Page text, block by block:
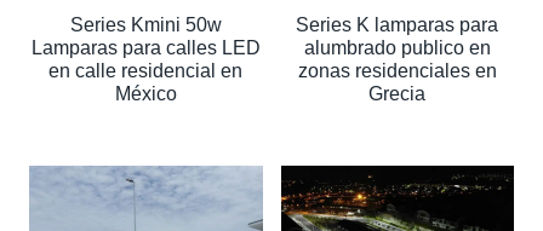
Series Kmini 50w
Lamparas para calles LED
en calle residencial en
México
Series K lamparas para
alumbrado publico en
zonas residenciales en
Grecia